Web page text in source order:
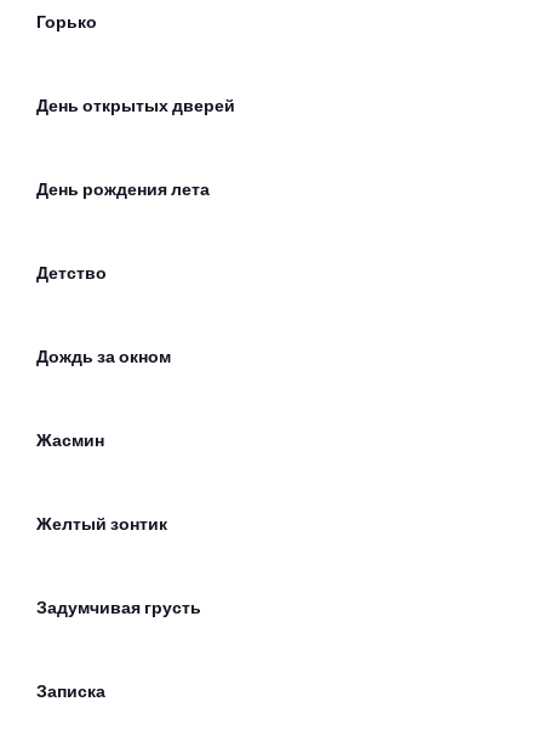
Горько
День открытых дверей
День рождения лета
Детство
Дождь за окном
Жасмин
Желтый зонтик
Задумчивая грусть
Записка